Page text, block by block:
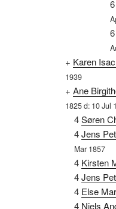
6
6
+ Karen
1939
+ Ane
1825d: 10 Jul
4Søren
4Jens
Mar 1857
4 Kirsten
4Jens
4 Else
4 Niels